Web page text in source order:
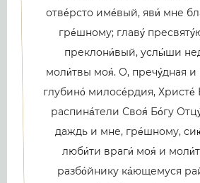
отве́рсто име́вый, яви́ мне
гре́шному; главу́
преклони́вый, услы́ши
моли́твы моя́. О, пречу́дная
глубино́ милосе́рдия, Христе́
распина́тели Своя́ Бо́гу
даждь и мне, гре́шному,
люби́ти враги́ моя́ и
разбо́йнику ка́ющемуся